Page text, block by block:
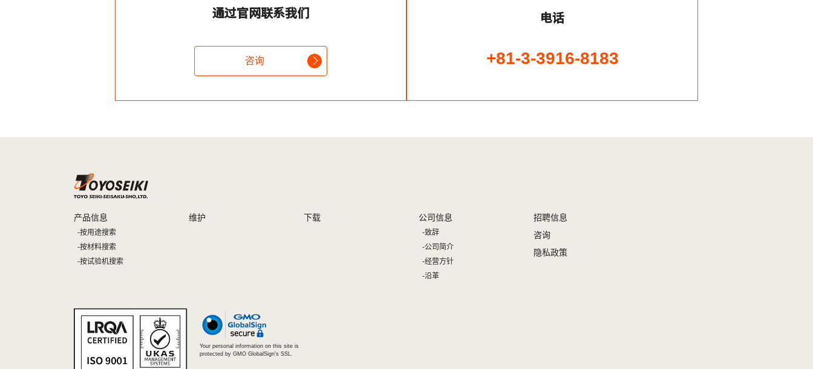
通过官网联系我们
咨询
电话
+81-3-3916-8183
产品信息
按用途搜索
按材料搜索
按试验机搜索
维护 下载 公司信息
致辞
公司简介
经营方针
沿革
招聘信息
咨询
隐私政策
Your personal information on this site is
protected by GMO GlobalSign's SSL.